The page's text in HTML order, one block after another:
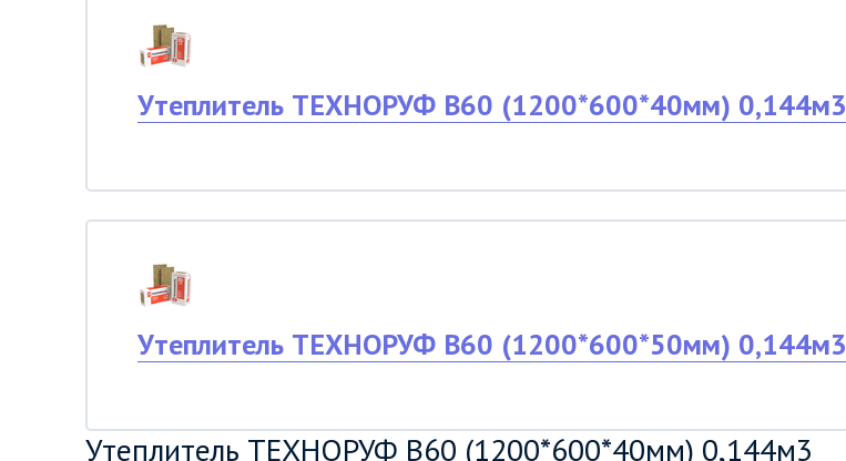
Утеплитель ТЕХНОРУФ В60 (1200*600*40мм) 0,144м3
Утеплитель ТЕХНОРУФ В60 (1200*600*50мм) 0,144м3
Утеплитель ТЕХНОРУФ В60 (1200*600*40мм) 0,144м3